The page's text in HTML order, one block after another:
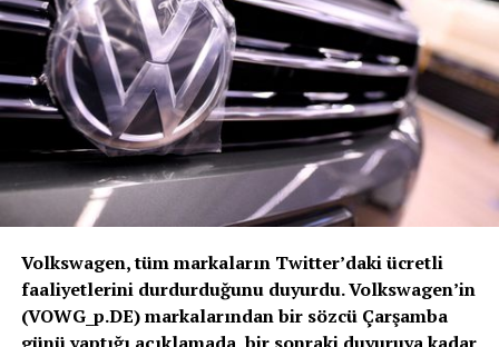
Volkswagen, tüm markaların Twitter’daki ücretli
faaliyetlerini durdurduğunu duyurdu. Volkswagen’in
(VOWG_p.DE) markalarından bir sözcü Çarşamba